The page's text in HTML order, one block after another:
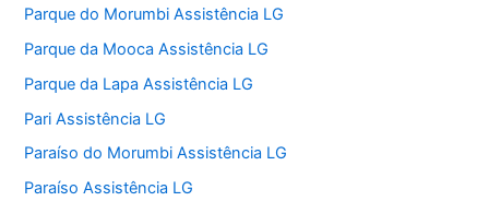
Parque do Morumbi Assistência LG
Parque da Mooca Assistência LG
Parque da Lapa Assistência LG
Pari Assistência LG
Paraíso do Morumbi Assistência LG
Paraíso Assistência LG